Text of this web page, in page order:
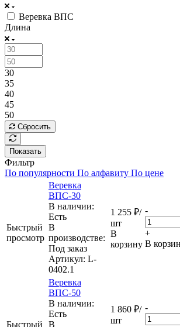
Веревка ВПС
Длина
30
35
40
45
50
Сбросить
Показать
Фильтр
По популярности По алфавиту По цене
Быстрый
просмотр
Веревка
ВПС-30
В наличии:
Eсть
В
производстве:
Под заказ
Артикул: L-
0402.1
1 255 ₽/
шт
В
корзину
-
+
В
Быстрый
Веревка
ВПС-50
В наличии:
Eсть
В
1 860 ₽/
шт
-